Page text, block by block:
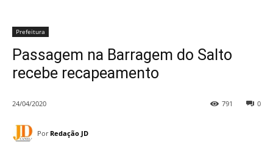
Prefeitura
Passagem na Barragem do Salto
recebe recapeamento
24/04/2020 0
791
Por Redação JD